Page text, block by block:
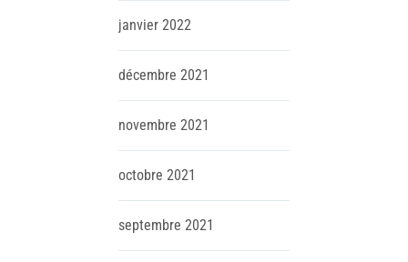
janvier 2022
décembre 2021
novembre 2021
octobre 2021
septembre 2021